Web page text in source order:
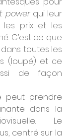
power qui leur
prix et les
C’est ce que
toutes les
(loupé) et ce
de façon
peut prendre
dans la
Le
centré sur la